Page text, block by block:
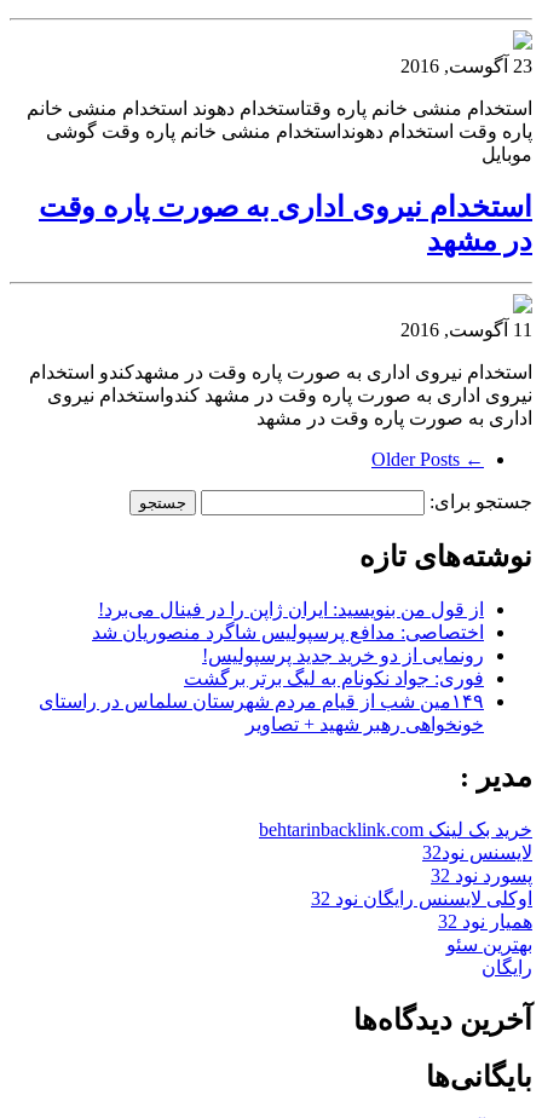
23 آگوست, 2016
استخدام منشی خانم پاره وقتاستخدام دهوند استخدام منشی خانم
پاره وقت استخدام دهونداستخدام منشی خانم پاره وقت گوشی
موبایل
استخدام نیروی اداری به صورت پاره وقت
در مشهد
11 آگوست, 2016
استخدام نیروی اداری به صورت پاره وقت در مشهدکندو استخدام
نیروی اداری به صورت پاره وقت در مشهد کندواستخدام نیروی
اداری به صورت پاره وقت در مشهد
← Older Posts
جستجو برای:
نوشته‌های تازه
از قول من بنویسید: ایران ژاپن را در فینال می‌برد!
اختصاصی: مدافع پرسپولیس شاگرد منصوریان شد
رونمایی از دو خرید جدید پرسپولیس!
فوری: جواد نکونام به لیگ برتر برگشت
۱۴۹مین شب از قیام مردم شهرستان سلماس در راستای
خونخواهی رهبر شهید + تصاویر
مدیر :
خرید بک لینک behtarinbacklink.com
لایسنس نود32
پسورد نود 32
اوکلی لایسنس رایگان نود 32
همیار نود 32
بهترین سئو
رایگان
آخرین دیدگاه‌ها
بایگانی‌ها